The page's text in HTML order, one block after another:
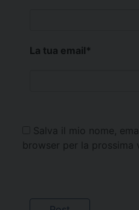
La tua email*
Salva il mio nome,
browser per la prossima